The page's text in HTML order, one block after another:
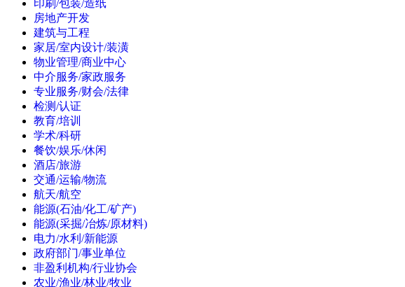
印刷/包装/造纸
房地产开发
建筑与工程
家居/室内设计/装潢
物业管理/商业中心
中介服务/家政服务
专业服务/财会/法律
检测/认证
教育/培训
学术/科研
餐饮/娱乐/休闲
酒店/旅游
交通/运输/物流
航天/航空
能源(石油/化工/矿产)
能源(采掘/冶炼/原材料)
电力/水利/新能源
政府部门/事业单位
非盈利机构/行业协会
农业/渔业/林业/牧业